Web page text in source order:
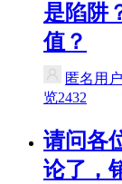
是陷阱
值？
匿名用户
览2432
请问各
论了，